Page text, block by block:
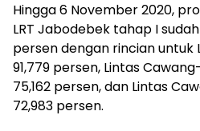
Hingga 6 November 2020,
LRT Jabodebek tahap I
persen dengan rincian untuk
91,779 persen, Lintas
75,162 persen, dan Lintas
72,983 persen.